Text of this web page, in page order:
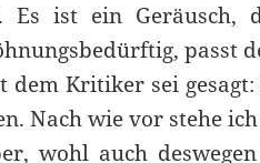
ist ein Geräusch,
passt
dem Kritiker sei
Nach wie vor stehe
wohl auch